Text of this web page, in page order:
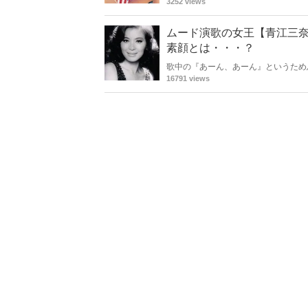
ムード演歌の女王【青江三
素顔とは・・・？
歌中の『あーん、あーん』というた
ヒットを記録した「伊勢佐木町ブル
16791 views